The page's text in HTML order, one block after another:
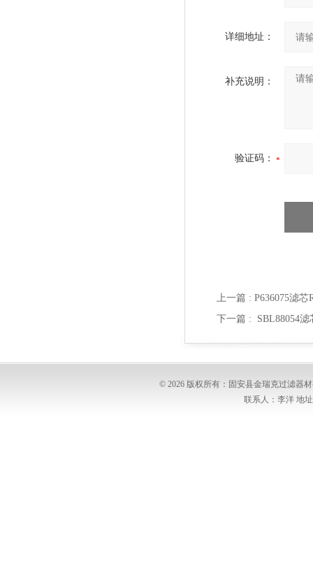
详细地址：
补充说明：
验证码：
上一篇 : P636075滤
下一篇 : SBL88054
© 2026 版权所有：固安县金瑞克过滤器
联系人：李洋 地